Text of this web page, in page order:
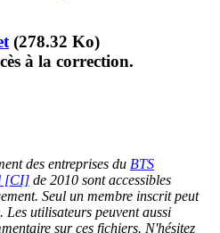
(278.32 Ko)
à la correction.
des entreprises du BTS
[CI] de 2010 sont accessibles
Seul un membre inscrit peut
Les utilisateurs peuvent aussi
sur ces fichiers. N'hésitez